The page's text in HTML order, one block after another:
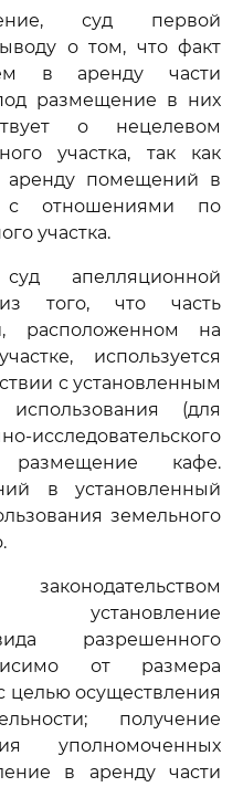
суд первой
о том, что факт
в аренду части
размещение в них
о нецелевом
участка, так как
помещений в
отношениями по
участка.
апелляционной
того, что часть
расположенном на
используется
с установленным
(для
кафе.
в установленный
земельного
установление
разрешенного
от размера
целью осуществления
получение
уполномоченных
в аренду части